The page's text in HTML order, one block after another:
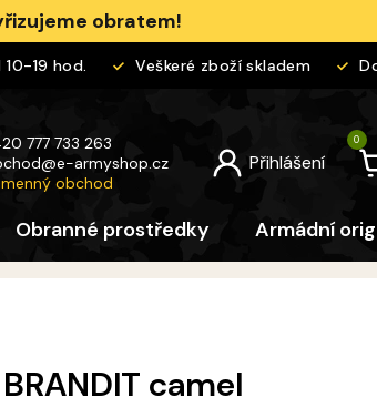
obratem!
19 hod. Veškeré zboží skladem
777 733 263
@e-armyshop.cz
obchod
Obranné prostředky Armádní
camel